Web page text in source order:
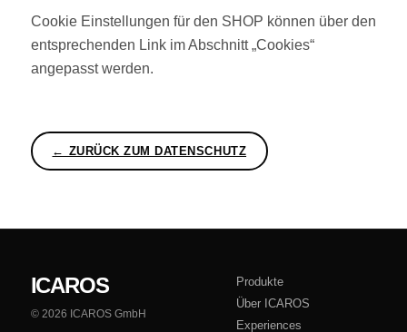
Cookie Einstellungen für den SHOP können über den
entsprechenden Link im Abschnitt „Cookies“
angepasst werden.
← ZURÜCK ZUM DATENSCHUTZ
ICAROS
© 2026 ICAROS GmbH
Produkte
Über ICAROS
Experiences